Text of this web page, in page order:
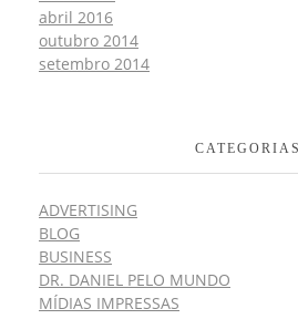
abril 2016
outubro 2014
setembro 2014
CATEGORIAS
ADVERTISING
BLOG
BUSINESS
DR. DANIEL PELO MUNDO
MÍDIAS IMPRESSAS